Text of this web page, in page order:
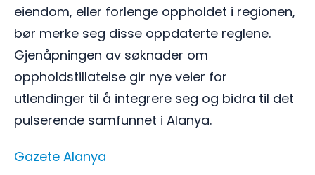
eiendom, eller forlenge oppholdet i regionen,
bør merke seg disse oppdaterte reglene.
Gjenåpningen av søknader om
oppholdstillatelse gir nye veier for
utlendinger til å integrere seg og bidra til det
pulserende samfunnet i Alanya.
Gazete Alanya